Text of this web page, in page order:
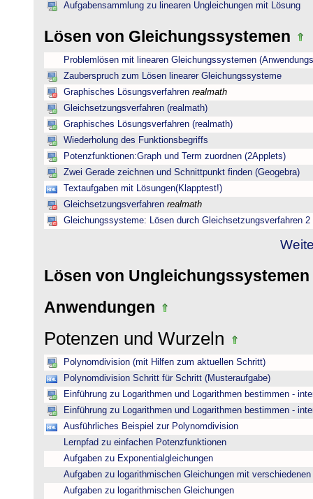
Aufgabensammlung zu linearen Ungleichungen mit Lösung
Lösen von Gleichungssystemen
Problemlösen mit linearen Gleichungssystemen
Zauberspruch zum Lösen linearer Gleichungssysteme
Graphisches Lösungsverfahren realmath
Gleichsetzungsverfahren (realmath)
Graphisches Lösungsverfahren (realmath)
Wiederholung des Funktionsbegriffs
Potenzfunktionen:Graph und Term zuordnen (2Applets)
Zwei Gerade zeichnen und Schnittpunkt finden (Geogebra)
Textaufgaben mit Lösungen(Klapptest!)
Gleichsetzungsverfahren realmath
Gleichungssysteme: Lösen durch Gleichsetzungsverfahren 2
Lösen von Ungleichungssystemen
Anwendungen
Potenzen und Wurzeln
Polynomdivision (mit Hilfen zum aktuellen Schritt)
Polynomdivision Schritt für Schritt (Musteraufgabe)
Einführung zu Logarithmen und Logarithmen bestimmen -
Einführung zu Logarithmen und Logarithmen bestimmen -
Ausführliches Beispiel zur Polynomdivision
Lernpfad zu einfachen Potenzfunktionen
Aufgaben zu Exponentialgleichungen
Aufgaben zu logarithmischen Gleichungen mit verschiedenen
Aufgaben zu logarithmischen Gleichungen